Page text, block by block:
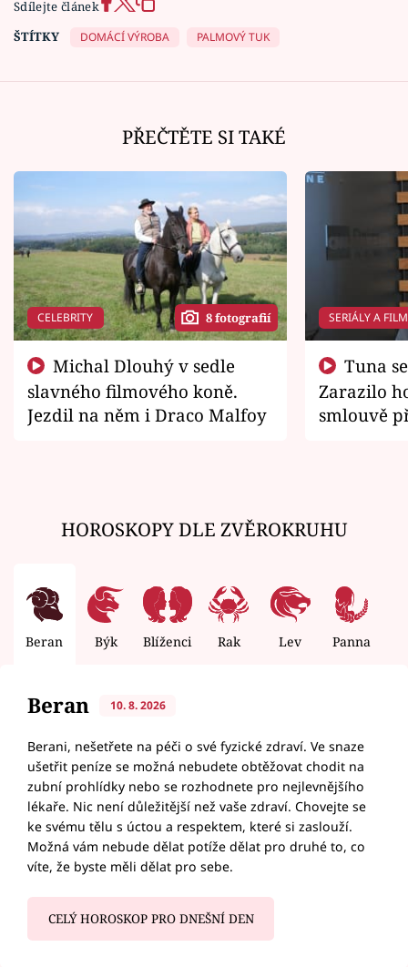
Sdílejte článek
ŠTÍTKY
DOMÁCÍ VÝROBA PALMOVÝ TUK
PŘEČTĚTE SI TAKÉ
CELEBRITY 8 fotografií
slavného filmového koně.
Jezdil na něm i Draco Malfoy
SERIÁLY A
Zarazilo
smlouvě
HOROSKOPY DLE ZVĚROKRUHU
Beran Býk Blíženci Rak Lev Panna
Beran 10. 8. 2026
Berani, nešetřete na péči o své fyzické zdraví. Ve snaze
ušetřit peníze se možná nebudete obtěžovat chodit na
zubní prohlídky nebo se rozhodnete pro nejlevnějšího
lékaře. Nic není důležitější než vaše zdraví. Chovejte se
ke svému tělu s úctou a respektem, které si zaslouží.
Možná vám nebude dělat potíže dělat pro druhé to, co
víte, že byste měli dělat pro sebe.
CELÝ HOROSKOP PRO DNEŠNÍ DEN